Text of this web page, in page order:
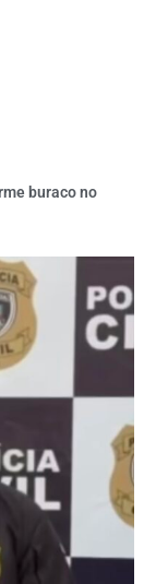
buraco no